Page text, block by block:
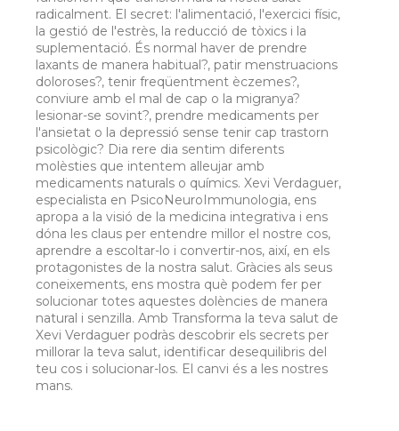
radicalment. El secret: l'alimentació, l'exercici físic,
la gestió de l'estrès, la reducció de tòxics i la
suplementació. És normal haver de prendre
laxants de manera habitual?, patir menstruacions
doloroses?, tenir freqüentment èczemes?,
conviure amb el mal de cap o la migranya?
lesionar-se sovint?, prendre medicaments per
l'ansietat o la depressió sense tenir cap trastorn
psicològic? Dia rere dia sentim diferents
molèsties que intentem alleujar amb
medicaments naturals o químics. Xevi Verdaguer,
especialista en PsicoNeuroImmunologia, ens
apropa a la visió de la medicina integrativa i ens
dóna les claus per entendre millor el nostre cos,
aprendre a escoltar-lo i convertir-nos, així, en els
protagonistes de la nostra salut. Gràcies als seus
coneixements, ens mostra què podem fer per
solucionar totes aquestes dolències de manera
natural i senzilla. Amb Transforma la teva salut de
Xevi Verdaguer podràs descobrir els secrets per
millorar la teva salut, identificar desequilibris del
teu cos i solucionar-los. El canvi és a les nostres
mans.